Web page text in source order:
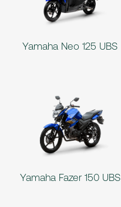
Yamaha Neo 125 UBS
Yamaha Fazer 150 UBS